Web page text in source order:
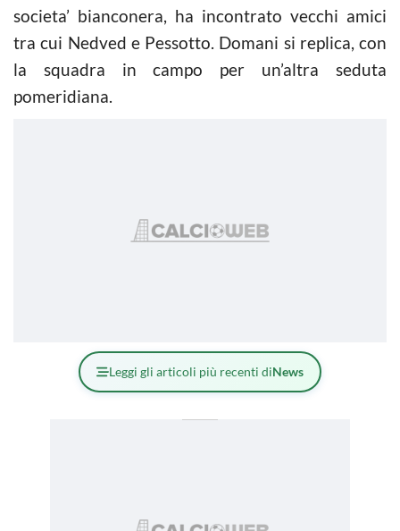
societa’ bianconera, ha incontrato vecchi amici
tra cui Nedved e Pessotto. Domani si replica, con
la squadra in campo per un’altra seduta
pomeridiana.
Leggi gli articoli più recenti diNews